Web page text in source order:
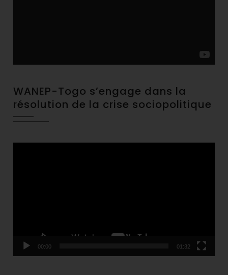
WANEP-Togo s’engage dans la
résolution de la crise sociopolitique
00:00 01:32